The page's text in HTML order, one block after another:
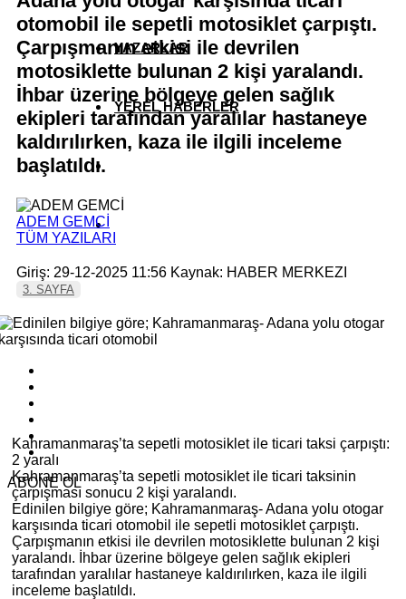
YAZARLAR
YEREL HABERLER
otomobil ile sepetli motosiklet çarpıştı.
Çarpışmanın etkisi ile devrilen
motosiklette bulunan 2 kişi yaralandı.
İhbar üzerine bölgeye gelen sağlık
ekipleri tarafından yaralılar hastaneye
kaldırılırken, kaza ile ilgili inceleme
başlatıldı.
ADEM GEMCİ
TÜM YAZILARI
Giriş: 29-12-2025 11:56 Kaynak: HABER MERKEZI
3. SAYFA
ABONE OL
Kahramanmaraş’ta sepetli motosiklet ile ticari taksi çarpıştı:
2 yaralı
Kahramanmaraş’ta sepetli motosiklet ile ticari taksinin
çarpışması sonucu 2 kişi yaralandı.
Edinilen bilgiye göre; Kahramanmaraş- Adana yolu otogar
karşısında ticari otomobil ile sepetli motosiklet çarpıştı.
Çarpışmanın etkisi ile devrilen motosiklette bulunan 2 kişi
yaralandı. İhbar üzerine bölgeye gelen sağlık ekipleri
tarafından yaralılar hastaneye kaldırılırken, kaza ile ilgili
inceleme başlatıldı.